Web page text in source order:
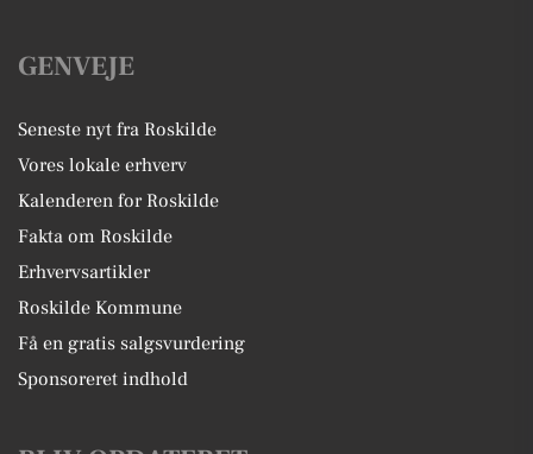
GENVEJE
Seneste nyt fra Roskilde
Vores lokale erhverv
Kalenderen for Roskilde
Fakta om Roskilde
Erhvervsartikler
Roskilde Kommune
Få en gratis salgsvurdering
Sponsoreret indhold